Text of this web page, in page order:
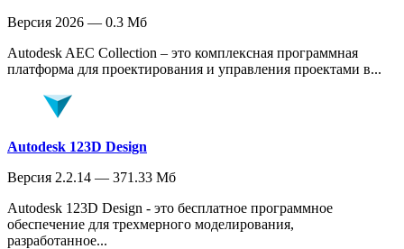
Версия 2026 — 0.3 Мб
Autodesk AEC Collection – это комплексная программная
платформа для проектирования и управления проектами в...
Autodesk 123D Design
Версия 2.2.14 — 371.33 Мб
Autodesk 123D Design - это бесплатное программное
обеспечение для трехмерного моделирования,
разработанное...